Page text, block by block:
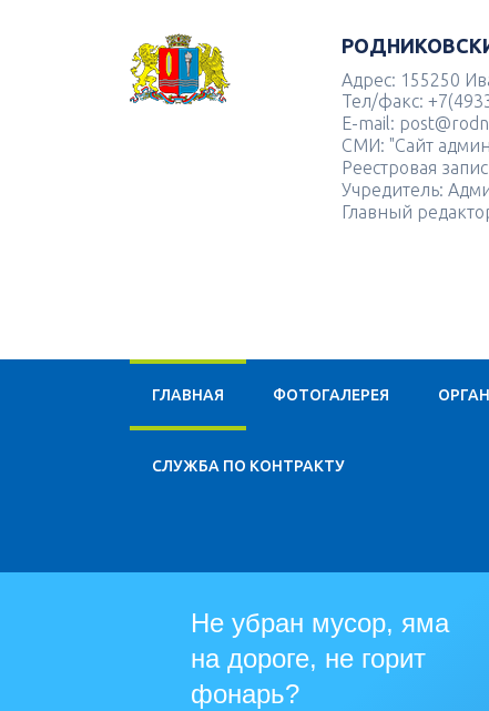
Адрес: 155250
Тел/факс:
E-mail:
СМИ: "Сайт
Реестровая
Учредитель:
Главный
ГЛАВНАЯ ФОТОГАЛЕРЕЯ
CЛУЖБА ПО КОНТРАКТУ
Не убран мусор, яма
на дороге, не горит
фонарь?